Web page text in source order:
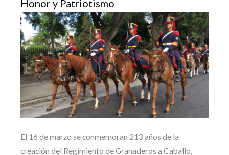
Honor y Patriotismo
El 16 de marzo se conmemoran 213 años de la
creación del Regimiento de Granaderos a Caballo,